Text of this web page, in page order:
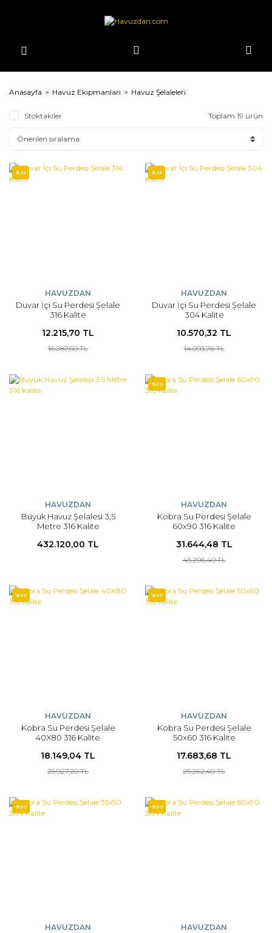
Anasayfa Havuz Ekipmanları Havuz Şelaleleri
Stoktakiler Toplam 19 ürün
%25
HAVUZDAN
Duvar İçi Su Perdesi Şelale
316 Kalite
12.215,70 TL
16.287,60 TL
%25
HAVUZDAN
Duvar İçi Su Perdesi Şelale
304 Kalite
10.570,32 TL
14.093,76 TL
HAVUZDAN
Büyük Havuz Şelalesi 3,5
Metre 316 Kalite
432.120,00 TL
%30
HAVUZDAN
Kobra Su Perdesi Şelale
60x90 316 Kalite
31.644,48 TL
45.206,40 TL
%30
HAVUZDAN
Kobra Su Perdesi Şelale
40X80 316 Kalite
18.149,04 TL
25.927,20 TL
%30
HAVUZDAN
Kobra Su Perdesi Şelale
50x60 316 Kalite
17.683,68 TL
25.262,40 TL
%30
HAVUZDAN
%30
HAVUZDAN